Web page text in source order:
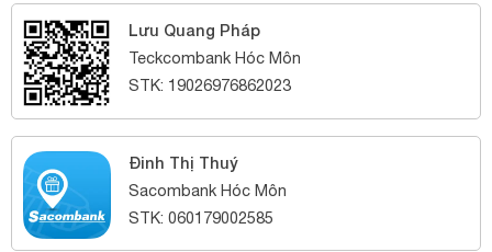
Lưu Quang Pháp
Teckcombank Hóc Môn
STK: 19026976862023
Đinh Thị Thuý
Sacombank Hóc Môn
STK: 060179002585